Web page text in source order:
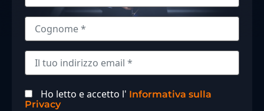
Ho letto e accetto l' Informativa sulla
Privacy